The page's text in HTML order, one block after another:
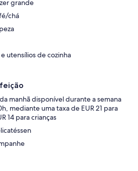
grande
chá
e utensílios de cozinha
manhã disponível durante a semana
mediante uma taxa de EUR 21 para
14 para crianças